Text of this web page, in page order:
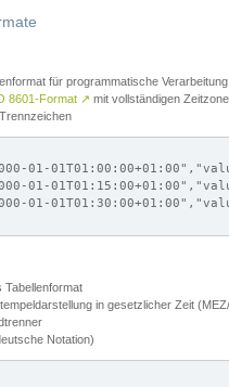
für programmatische Verarbeitung
8601-Format ↗ mit vollständigen
01-
01-
01-
Tabellenformat
in gesetzlicher Zeit
Notation)